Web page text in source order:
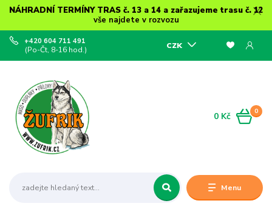
NÁHRADNÍ TERMÍNY TRAS č. 13 a 14 a zařazujeme trasu č. 12
vše najdete v rozvozu
Menu
CZK
+420 604 711 491
(Po-Čt, 8-16 hod.)
0
0 Kč